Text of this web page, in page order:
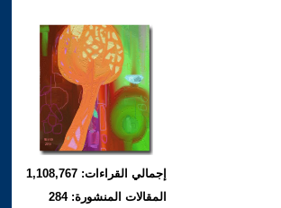
إجمالي القراءات: 1,108,767
المقالات المنشورة: 284